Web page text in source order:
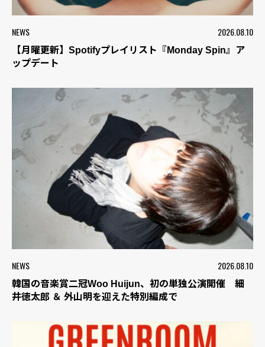
NEWS 2026.08.10
【月曜更新】Spotifyプレイリスト『Monday Spin』ア
ップデート
NEWS 2026.08.10
韓国の音楽賞二冠Woo Huijun、初の単独公演開催 細
井徳太郎 ＆ 外山明を迎えた特別編成で